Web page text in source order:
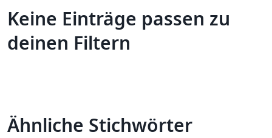
Keine Einträge passen zu
deinen Filtern
Ähnliche Stichwörter